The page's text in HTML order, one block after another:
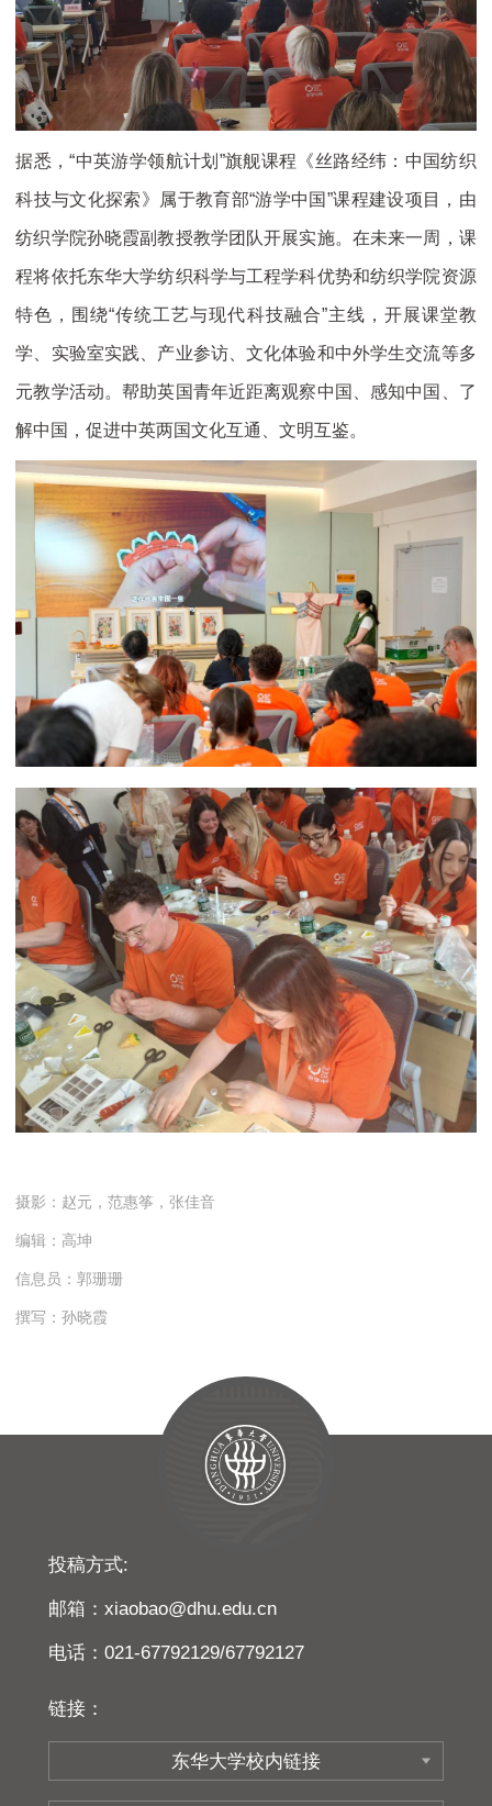
据悉，“中英游学领航计划”旗舰课程《丝路经纬：中国纺织
科技与文化探索》属于教育部“游学中国”课程建设项目，由
纺织学院孙晓霞副教授教学团队开展实施。在未来一周，课
程将依托东华大学纺织科学与工程学科优势和纺织学院资源
特色，围绕“传统工艺与现代科技融合”主线，开展课堂教
学、实验室实践、产业参访、文化体验和中外学生交流等多
元教学活动。帮助英国青年近距离观察中国、感知中国、了
解中国，促进中英两国文化互通、文明互鉴。
摄影：赵元，范惠筝，张佳音
编辑：高坤
信息员：郭珊珊
撰写：孙晓霞
投稿方式:
邮箱：xiaobao@dhu.edu.cn
电话：021-67792129/67792127
链接：